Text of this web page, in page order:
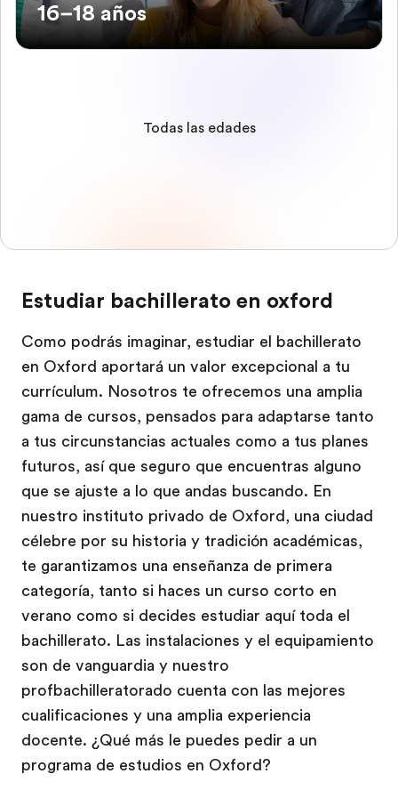
16–18 años
Todas las edades
Estudiar bachillerato en oxford
Como podrás imaginar, estudiar el bachillerato
en Oxford aportará un valor excepcional a tu
currículum. Nosotros te ofrecemos una amplia
gama de cursos, pensados para adaptarse tanto
a tus circunstancias actuales como a tus planes
futuros, así que seguro que encuentras alguno
que se ajuste a lo que andas buscando. En
nuestro instituto privado de Oxford, una ciudad
célebre por su historia y tradición académicas,
te garantizamos una enseñanza de primera
categoría, tanto si haces un curso corto en
verano como si decides estudiar aquí toda el
bachillerato. Las instalaciones y el equipamiento
son de vanguardia y nuestro
profbachilleratorado cuenta con las mejores
cualificaciones y una amplia experiencia
docente. ¿Qué más le puedes pedir a un
programa de estudios en Oxford?